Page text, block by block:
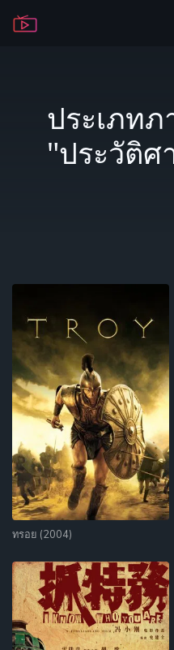
ประเภท
"ประวัติศ
ทรอย (2004)